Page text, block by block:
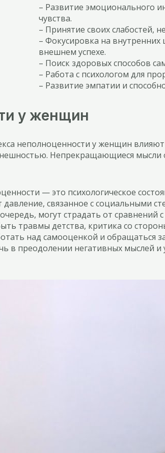
– Развитие эмоционального
чувства.
– Принятие своих слабостей,
– Фокусировка на внутренних
внешнем успехе.
– Поиск здоровых способов
– Работа с психологом для
– Развитие эмпатии и
у женщин
неполноценности у женщин
Непрекращающиеся мысли
— это психологическое
связанное с социальными
могут страдать от сравнений
травмы детства, критика со
над самооценкой и обращаться
в преодолении негативных мыслей и